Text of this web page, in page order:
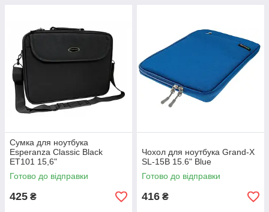
Сумка для ноутбука
Esperanza Classic Black
ET101 15,6"
Готово до відправки
425 ₴
Чохол для ноутбука Grand-X
SL-15B 15.6" Blue
Готово до відправки
416 ₴